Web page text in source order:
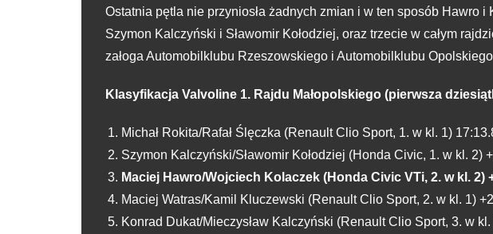
Ostatnia pętla nie przyniosła żadnych zmian i w ten sposób
Szymon Kalczyński i Sławomir Kołodziej, oraz trzecie w całym
załoga Automobilklubu Rzeszowskiego i Automobilklubu
Klasyfikacja Valvoline 1. Rajdu Małopolskiego (pierwsza
Michał Rokita/Rafał Ślęczka (Renault Clio Sport, 1. w kl. 1)
Szymon Kalczyński/Sławomir Kołodziej (Honda Civic, 1. w kl. 2)
Maciej Hawro/Wojciech Kolaczek (Honda Civic VTi, 2. w kl. 2)
Maciej Watras/Kamil Kluczewski (Renault Clio Sport, 2. w kl. 1)
Konrad Dukat/Mieczysław Kalczyński (Renault Clio Sport, 3. w